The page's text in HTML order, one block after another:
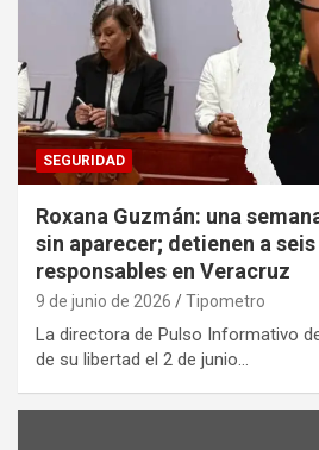
SEGURIDAD
Roxana Guzmán: una
sin aparecer; detienen a
responsables en Veracruz
9 de junio de 2026 Tipometro
La directora de Pulso Informativo
de su libertad el 2 de junio…